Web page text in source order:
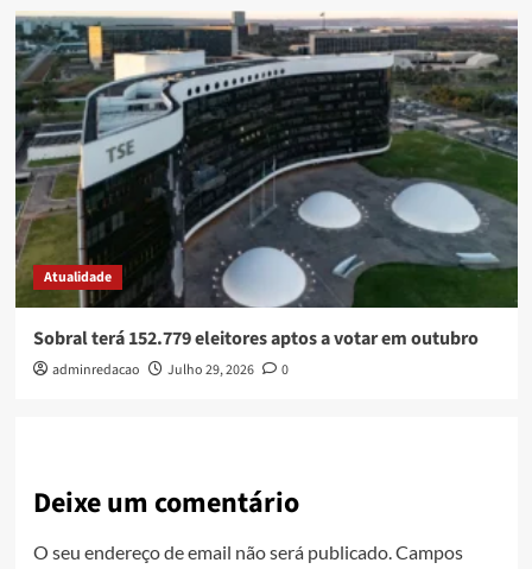
Atualidade
Sobral terá 152.779 eleitores aptos a votar em outubro
adminredacao Julho 29, 2026 0
Deixe um comentário
O seu endereço de email não será publicado.Campos